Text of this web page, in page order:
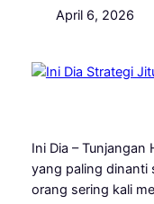
April 6, 2026
Ini Dia – Tunjangan
yang paling dinanti
orang sering kali